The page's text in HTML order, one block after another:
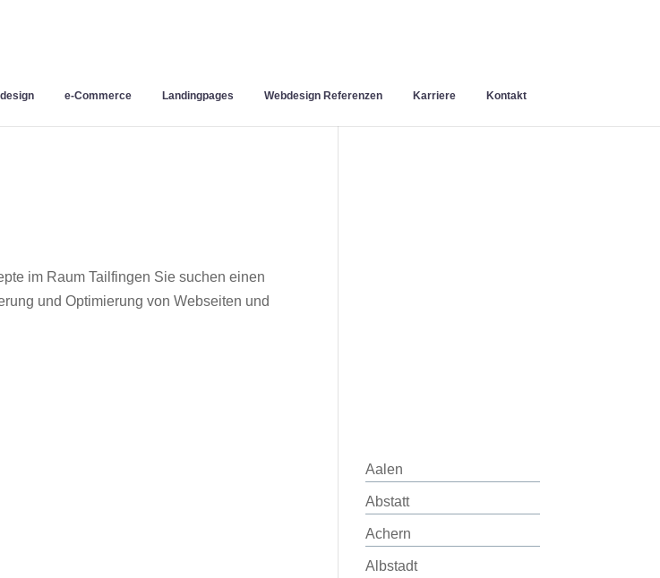
e-Commerce Landingpages Webdesign Referenzen Karriere Kontakt
im Raum Tailfingen Sie suchen einen
und Optimierung von Webseiten und
Aalen
Abstatt
Achern
Albstadt